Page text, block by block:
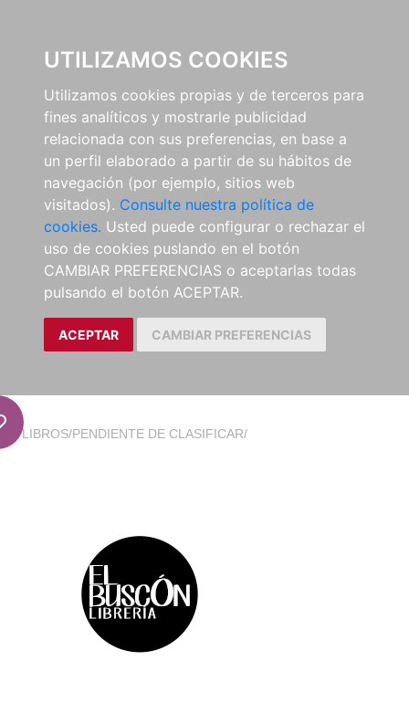
UTILIZAMOS COOKIES
Utilizamos cookies propias y de terceros para
fines analíticos y mostrarle publicidad
relacionada con sus preferencias, en base a
un perfil elaborado a partir de su hábitos de
navegación (por ejemplo, sitios web
visitados). Consulte nuestra política de
cookies. Usted puede configurar o rechazar el
uso de cookies puslando en el botón
CAMBIAR PREFERENCIAS o aceptarlas todas
pulsando el botón ACEPTAR.
ACEPTAR CAMBIAR PREFERENCIAS
LIBROS/PENDIENTE DE CLASIFICAR/